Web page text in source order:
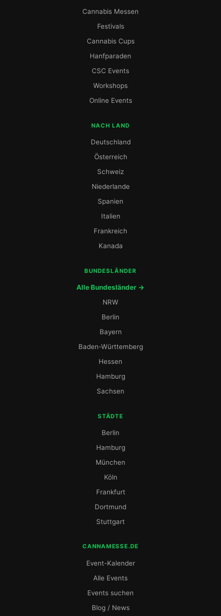
Cannabis Messen
Festivals
Cannabis Cups
Hanfparaden
CSC Events
Workshops
Online Events
NACH LAND
Deutschland
Österreich
Schweiz
Niederlande
Spanien
Italien
Frankreich
Kanada
BUNDESLÄNDER
Alle Bundesländer →
NRW
Berlin
Bayern
Baden-Württemberg
Hessen
Hamburg
Sachsen
STÄDTE
Berlin
Hamburg
München
Köln
Frankfurt
Dortmund
Stuttgart
CANNAMESSE.DE
Event-Kalender
Alle Events
Events suchen
Blog / News